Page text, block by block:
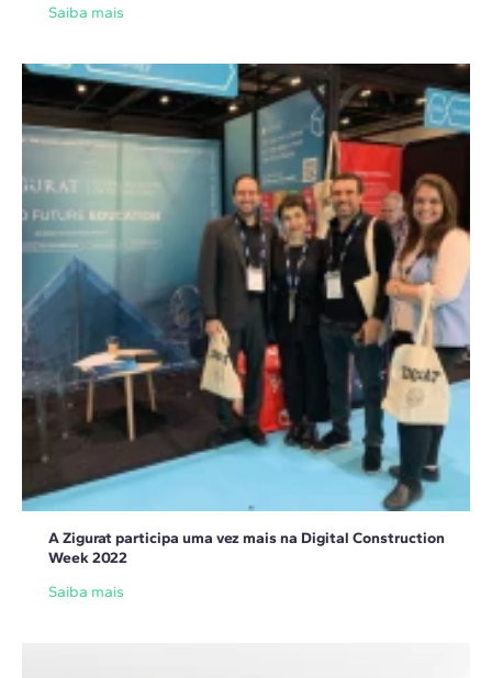
Saiba mais
A Zigurat participa uma vez mais na Digital Construction
Week 2022
Saiba mais